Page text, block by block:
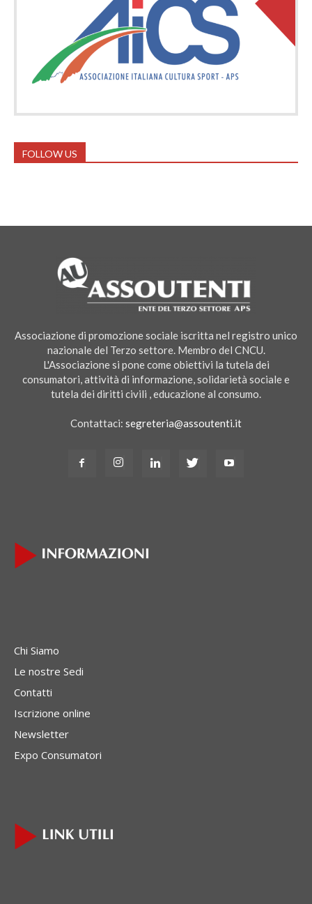
FOLLOW US
Associazione di promozione sociale iscritta nel registro unico
nazionale del Terzo settore. Membro del CNCU.
L'Associazione si pone come obiettivi la tutela dei
consumatori, attività di informazione, solidarietà sociale e
tutela dei diritti civili , educazione al consumo.
Contattaci: segreteria@assoutenti.it
Chi Siamo
Le nostre Sedi
Contatti
Iscrizione online
Newsletter
Expo Consumatori